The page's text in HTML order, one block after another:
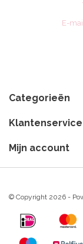
E-
Categorieën
Klantenservice
Mijn account
© Copyright 2026 -